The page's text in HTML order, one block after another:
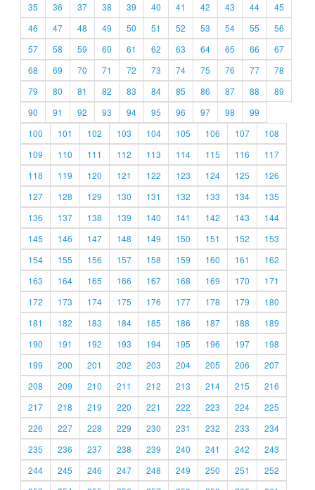
35
36 37 38 39 40 41 42 43 44
45
46
47 48 49 50 51 52 53 54 55
56
57
58 59 60 61 62 63 64 65 66
67
68
69 70 71 72 73 74 75 76 77
78
79
80 81 82 83 84 85 86 87 88
89
90
91 92 93 94 95 96 97 98
99
100
101 102 103 104 105 106 107
108
109
110 111 112 113 114 115 116
117
118
119 120 121 122 123 124 125
126
127
128 129 130 131 132 133 134
135
136
137 138 139 140 141 142 143
144
145
146 147 148 149 150 151 152
153
154
155 156 157 158 159 160 161
162
163
164 165 166 167 168 169 170
171
172
173 174 175 176 177 178 179
180
181
182 183 184 185 186 187 188
189
190
191 192 193 194 195 196 197
198
199
200 201 202 203 204 205 206
207
208
209 210 211 212 213 214 215
216
217
218 219 220 221 222 223 224
225
226
227 228 229 230 231 232 233
234
235
236 237 238 239 240 241 242
243
244
245 246 247 248 249 250 251
252